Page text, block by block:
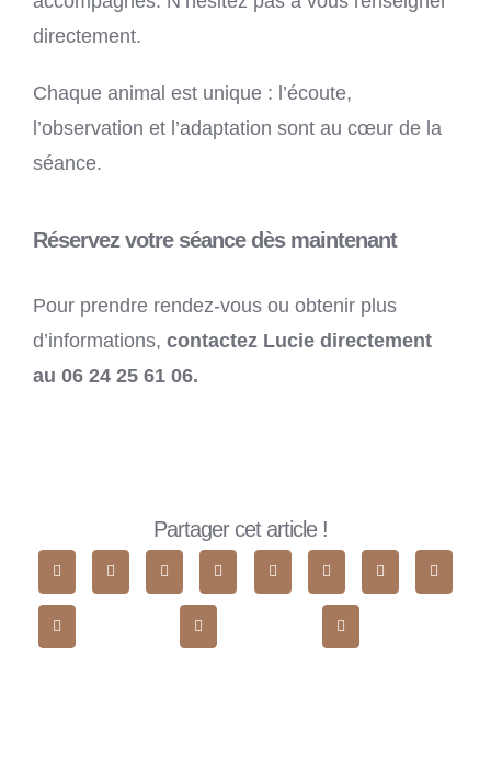
directement.
Chaque animal est unique : l’écoute,
l’observation et l’adaptation sont au cœur de la
séance.
Réservez votre séance dès maintenant
Pour prendre rendez-vous ou obtenir plus
d’informations, contactez Lucie directement
au 06 24 25 61 06.
Partager cet article !